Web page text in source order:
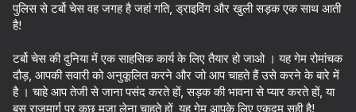
Offroad Outlaws
64
BMG: CrashDay 2025
68
Car Accident Car Crash Simulator
60
Moto
46
पुलिस से टर्बो चेस वह जगह है जहां गति, ड्राइविंग और खुली सड़क एक साथ आती
है!
टर्बो चेस की दुनिया में एक साहसिक कार्य के लिए तैयार हो जाओ । यह गेम रोमांचक
दौड़, आपकी सवारी को अनुकूलित करने और जो आप चाहते हैं उसे करने के बारे में
है । चाहे आप तेजी से जाना पसंद करते हों, सड़क की भावना से प्यार करते हों, या
बस राजमार्ग पर कुछ मज़ा लेना चाहते हों, यह गेम आपके लिए एकदम सही है!